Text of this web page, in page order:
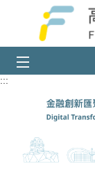
跳到主要內容區塊
:::